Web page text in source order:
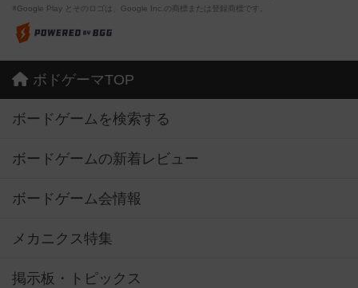
※Google Play とそのロゴは、Google Inc.の商標または登録商標です。
ボドゲーマTOP
ボードゲームを検索する
ボードゲームの新着レビュー
ボードゲーム会情報
メカニクス特集
掲示板・トピックス